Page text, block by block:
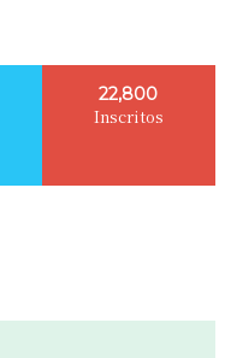
22,800
Inscritos